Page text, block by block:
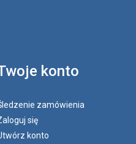
konto
zamówienia
się
konto